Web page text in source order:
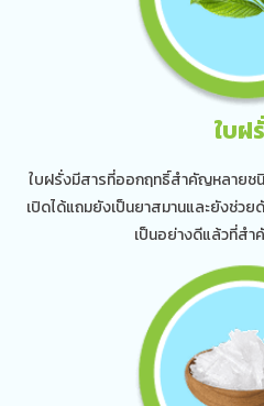
ใบฝ
ใบฝรั่งมีสารที่ออกฤทธิ์สำคัญหลายช
เปิดได้แถมยังเป็นยาสมานและยังช่ว
เป็นอย่างดีแล้วที่ส